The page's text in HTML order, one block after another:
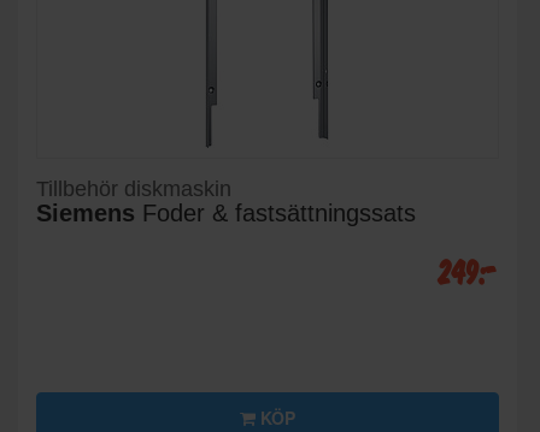
Tillbehör diskmaskin
Siemens Foder & fastsättningssats
249:-
KÖP